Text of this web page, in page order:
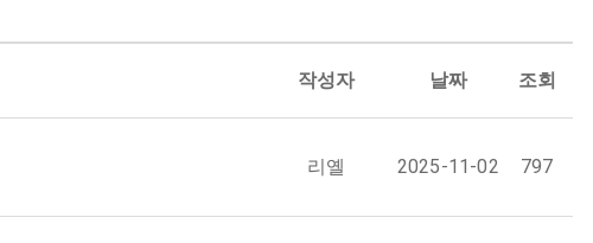
작성자 날짜 조회
리옐 2025-11-02 797